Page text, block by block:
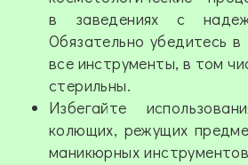
в заведениях с
Обязательно убедитесь
все инструменты, в том
стерильны.
Избегайте
колющих, режущих
маникюрных